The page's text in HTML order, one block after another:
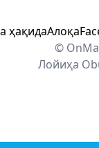
ҳақидаАлоқа
©
Лойиҳа